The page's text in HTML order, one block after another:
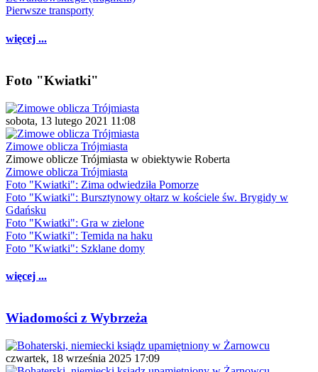
Pierwsze transporty
więcej ...
Foto "Kwiatki"
sobota, 13 lutego 2021 11:08
Zimowe oblicza Trójmiasta
Zimowe oblicze Trójmiasta w obiektywie Roberta
Zimowe oblicza Trójmiasta
Foto "Kwiatki": Zima odwiedziła Pomorze
Foto "Kwiatki": Bursztynowy ołtarz w kościele św. Brygidy w
Gdańsku
Foto "Kwiatki": Gra w zielone
Foto "Kwiatki": Temida na haku
Foto "Kwiatki": Szklane domy
więcej ...
Wiadomości z Wybrzeża
czwartek, 18 września 2025 17:09